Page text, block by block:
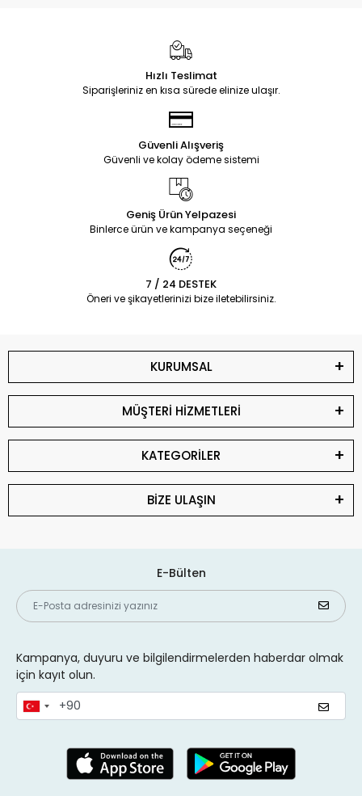
Hızlı Teslimat
Siparişleriniz en kısa sürede elinize ulaşır.
Güvenli Alışveriş
Güvenli ve kolay ödeme sistemi
Geniş Ürün Yelpazesi
Binlerce ürün ve kampanya seçeneği
7 / 24 DESTEK
Öneri ve şikayetlerinizi bize iletebilirsiniz.
KURUMSAL
MÜŞTERİ HİZMETLERİ
KATEGORİLER
BİZE ULAŞIN
E-Bülten
Kampanya, duyuru ve bilgilendirmelerden haberdar olmak
için kayıt olun.